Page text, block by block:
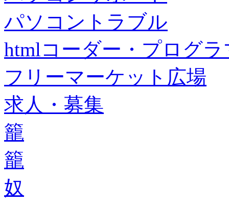
パソコントラブル
htmlコーダー・プログラ
フリーマーケット広場
求人・募集
籠
籠
奴